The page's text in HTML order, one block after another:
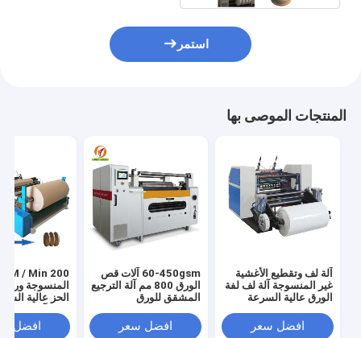
استمر
المنتجات الموصى بها
آلة لف وتقطيع الأغشية
غير المنسوجة آلة لف لفة
الورق عالية السرعة
افضل سعر
60-450gsm آلات قص
الورق 800 مم آلة الترجيع
المشقق للورق
افضل سعر
المنسوجة ورقة
الحز عالية
افضل